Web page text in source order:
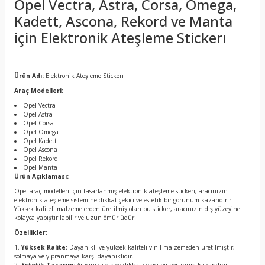
Opel Vectra, Astra, Corsa, Omega,
Kadett, Ascona, Rekord ve Manta
için Elektronik Ateşleme Stickerı
Ürün Adı: Elektronik Ateşleme Stickerı
Araç Modelleri:
Opel Vectra
Opel Astra
Opel Corsa
Opel Omega
Opel Kadett
Opel Ascona
Opel Rekord
Opel Manta
Ürün Açıklaması:
Opel araç modelleri için tasarlanmış elektronik ateşleme stickerı, aracınızın
elektronik ateşleme sistemine dikkat çekici ve estetik bir görünüm kazandırır.
Yüksek kaliteli malzemelerden üretilmiş olan bu sticker, aracınızın dış yüzeyine
kolayca yapıştırılabilir ve uzun ömürlüdür.
Özellikler:
Yüksek Kalite: Dayanıklı ve yüksek kaliteli vinil malzemeden üretilmiştir,
solmaya ve yıpranmaya karşı dayanıklıdır.